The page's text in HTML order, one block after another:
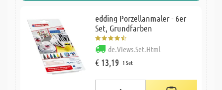
edding Porzellanmaler - 6er
Set, Grundfarben
de.Views.Set.Html
€ 13,19 1 Set